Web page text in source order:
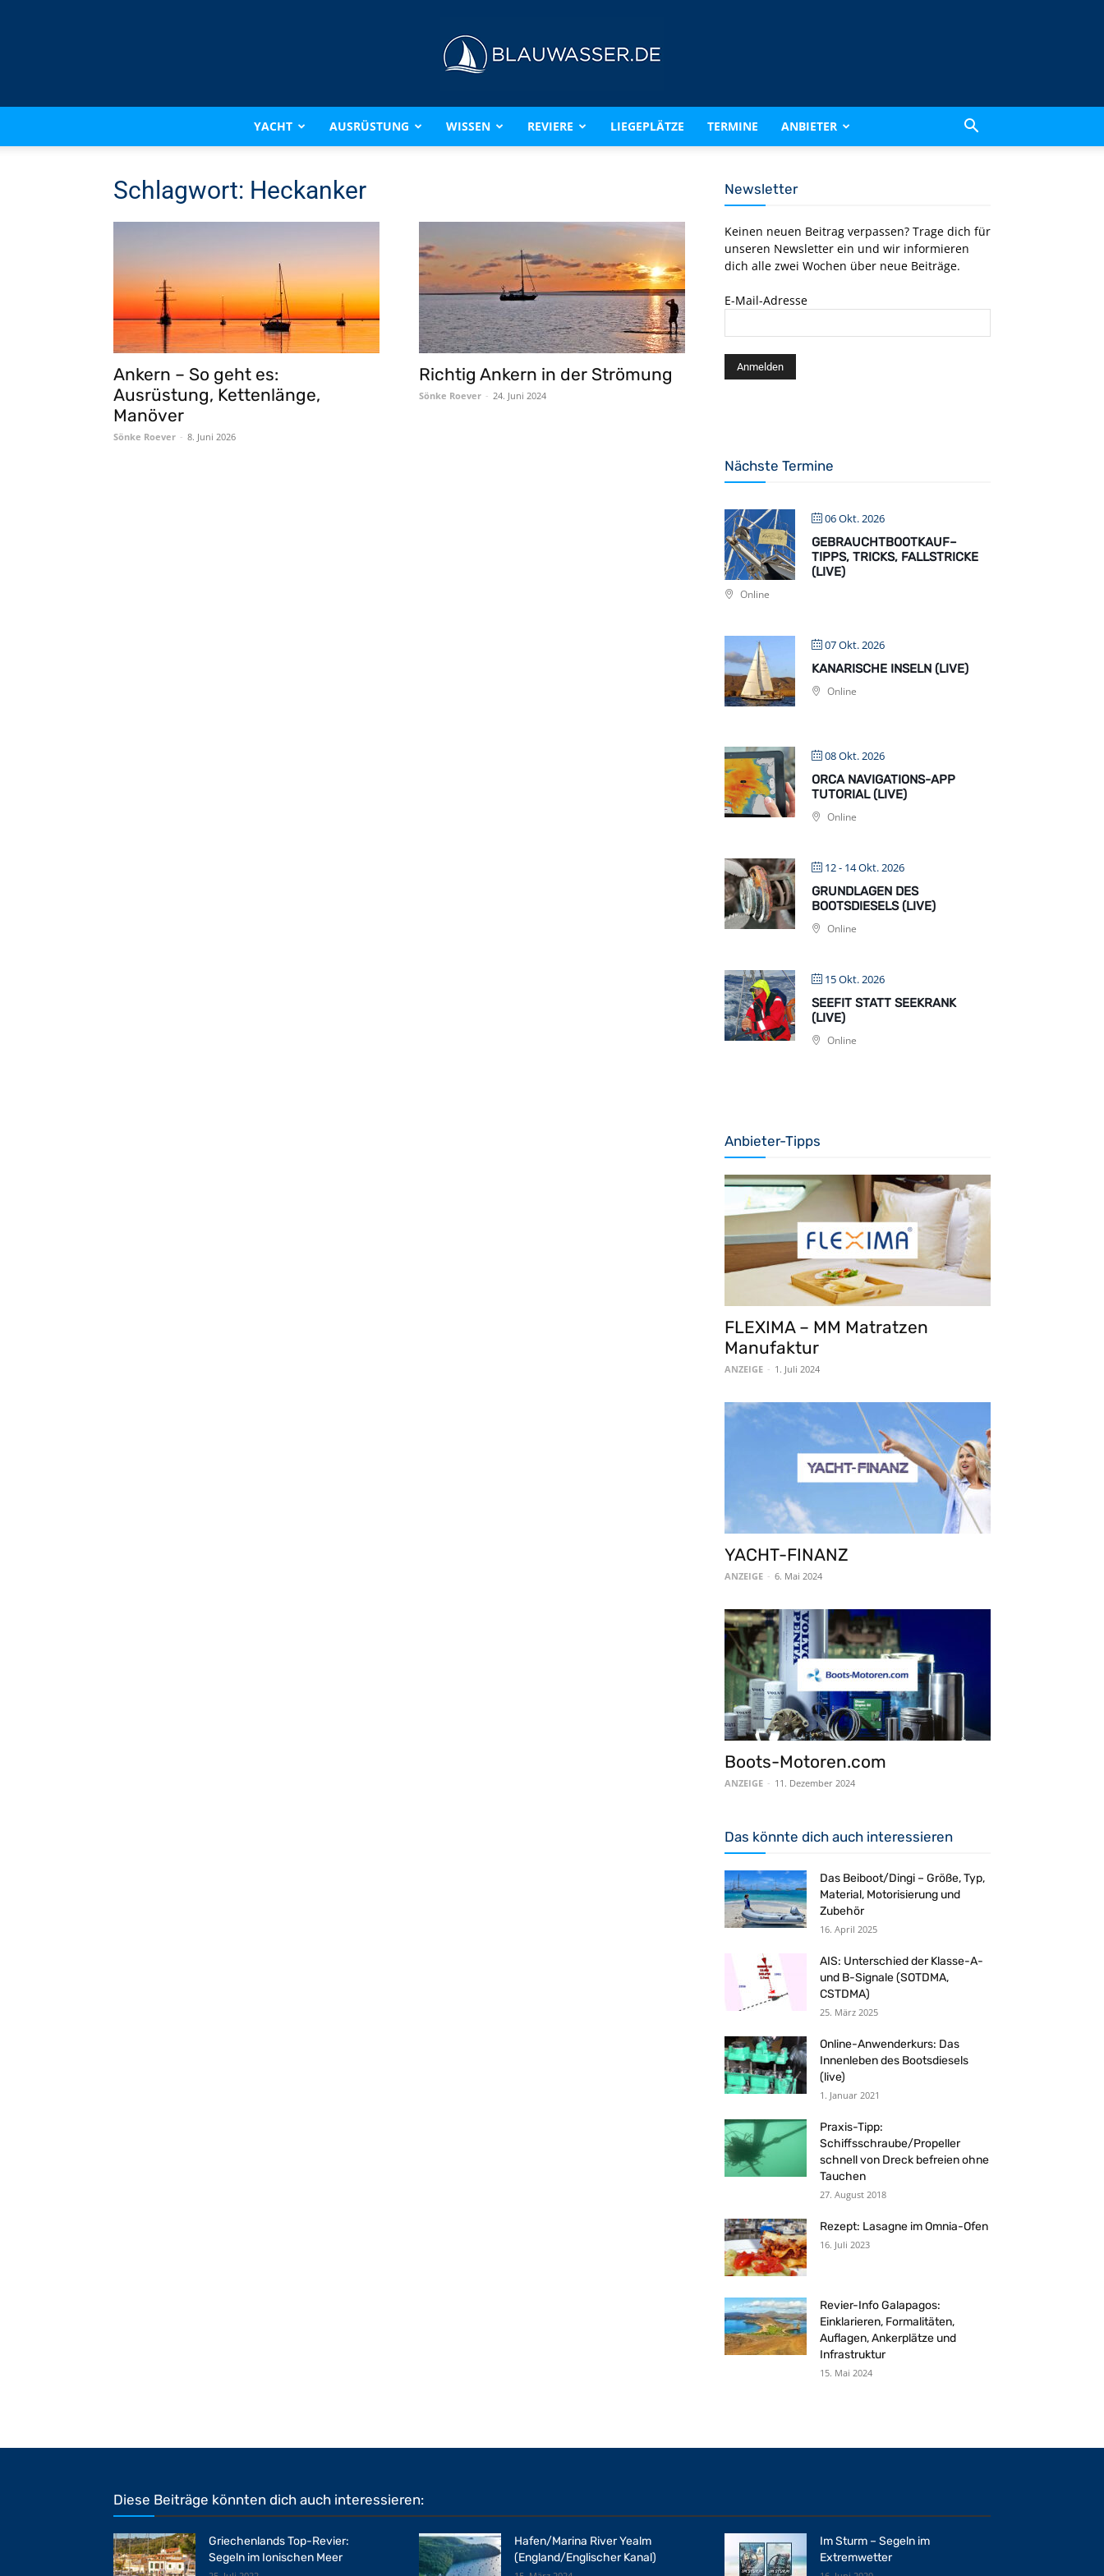
BLAUWASSER.DE
YACHT AUSRÜSTUNG WISSEN REVIERE LIEGEPLÄTZE TERMINE ANBIETER
Schlagwort: Heckanker
Ankern – So geht es:
Ausrüstung, Kettenlänge,
Manöver
Sönke Roever - 8. Juni 2026
Richtig Ankern in der Strömung
Sönke Roever - 24. Juni 2024
Newsletter
Keinen neuen Beitrag verpassen? Trage dich für
unseren Newsletter ein und wir informieren
dich alle zwei Wochen über neue Beiträge.
E-Mail-Adresse
Nächste Termine
06 Okt. 2026
GEBRAUCHTBOOTKAUF–
TIPPS, TRICKS, FALLSTRICKE
(LIVE)
Online
07 Okt. 2026
KANARISCHE INSELN (LIVE)
Online
08 Okt. 2026
ORCA NAVIGATIONS-APP
TUTORIAL (LIVE)
Online
12 - 14 Okt. 2026
GRUNDLAGEN DES
BOOTSDIESELS (LIVE)
Online
15 Okt. 2026
SEEFIT STATT SEEKRANK
(LIVE)
Online
Anbieter-Tipps
FLEXIMA – MM Matratzen
Manufaktur
ANZEIGE - 1. Juli 2024
YACHT-FINANZ
ANZEIGE - 6. Mai 2024
Boots-Motoren.com
ANZEIGE - 11. Dezember 2024
Das könnte dich auch interessieren
Das Beiboot/Dingi – Größe, Typ,
Material, Motorisierung und
Zubehör
16. April 2025
AIS: Unterschied der Klasse-A-
und B-Signale (SOTDMA,
CSTDMA)
25. März 2025
Online-Anwenderkurs: Das
Innenleben des Bootsdiesels
(live)
1. Januar 2021
Praxis-Tipp:
Schiffsschraube/Propeller
schnell von Dreck befreien ohne
Tauchen
27. August 2018
Rezept: Lasagne im Omnia-Ofen
16. Juli 2023
Revier-Info Galapagos:
Einklarieren, Formalitäten,
Auflagen, Ankerplätze und
Infrastruktur
15. Mai 2024
Diese Beiträge könnten dich auch interessieren:
Griechenlands Top-Revier:
Segeln im Ionischen Meer
Hafen/Marina River Yealm
(England/Englischer Kanal)
Im Sturm – Segeln im
Extremwetter